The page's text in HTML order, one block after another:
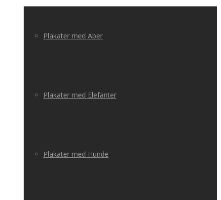
Plakater med Aber
Plakater med Elefanter
Plakater med Hunde